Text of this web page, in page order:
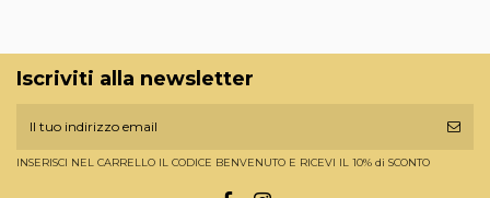
Iscriviti alla newsletter
INSERISCI NEL CARRELLO IL CODICE BENVENUTO E RICEVI IL 10% di SCONTO